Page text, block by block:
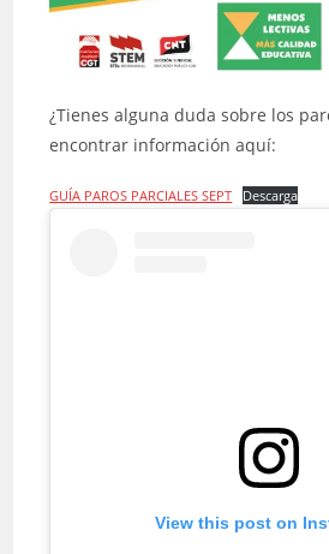
¿Tienes alguna duda sobre los
encontrar información aquí:
GUÍA PAROS PARCIALES SEPT Descarga
View this post on